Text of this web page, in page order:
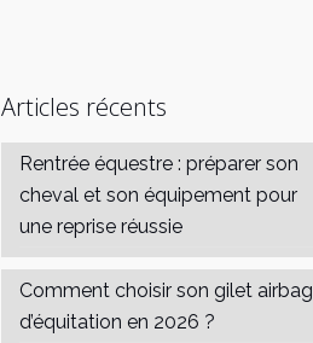
Articles récents
Rentrée équestre : préparer son
cheval et son équipement pour
une reprise réussie
Comment choisir son gilet airbag
d’équitation en 2026 ?